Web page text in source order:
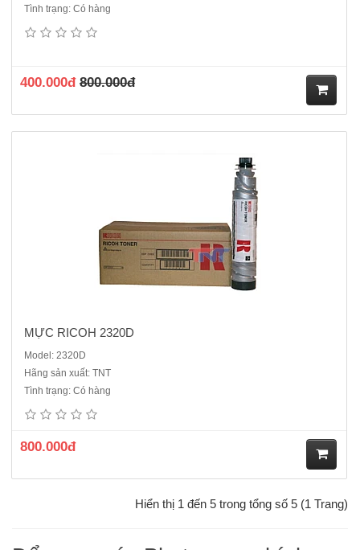
Tình trạng: Có hàng
400.000đ 800.000đ
BảnMàu mực: Đen / BlackTrọng lượng 360gĐịnh lượng trang in:
MỰC RICOH 2320D
Model: 2320D
Hãng sản xuất: TNT
Tình trạng: Có hàng
800.000đ
Hiển thị 1 đến 5 trong tổng số 5 (1 Trang)